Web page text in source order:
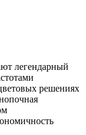
легендарный
решениях